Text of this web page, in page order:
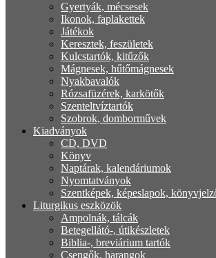
Gyertyák, mécsesek
Ikonok, faplakettek
Játékok
Keresztek, feszületek
Kulcstartók, kitűzők
Mágnesek, hűtőmágnesek
Nyakbavalók
Rózsafüzérek, karkötők
Szenteltvíztartók
Szobrok, domborművek
Kiadványok
CD, DVD
Könyv
Naptárak, kalendáriumok
Nyomtatványok
Szentképek, képeslapok,
Liturgikus eszközök
Ampolnák, tálcák
Betegellátó-, útikészletek
Biblia-, breviárium tartók
Csengők, harangok